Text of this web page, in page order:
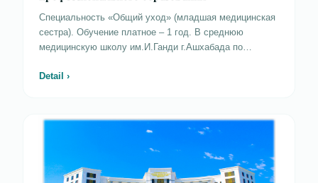
Специальность «Общий уход» (младшая медицинская
сестра). Обучение платное – 1 год. В среднюю
медицинскую школу им.И.Ганди г.Ашхабада по
граждане Туркменистана, проживающие в городах
документов ведётся в средней медицинской школе им.
И.Ганди г.Ашхабада с 15 июля до 25 августа 2026
года. Список официальных документов: - заявление на
имя директора по установленной форме; - анкета
установленной формы (анкета); - аттестат об общем
Detail ›